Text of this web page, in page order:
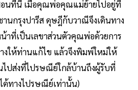
อนที่นี่ เมื่อคุณพ่อคุณแม่ย้ายไปอยู่ที่
นกรุงปารีส ดุษฎีกับวาณีจึงเดินทาง
าที่เป็นเลขาส่วนตัวคุณพ่อด้วยการ
งให้ท่านแก้ไข แล้วจึงพิมพ์ใหม่ให้
ไปส่งที่ไปรษณีย์ใกล้บ้านถึงผู้รับที่
ด้ทางไปรษณีย์เท่านั้น)